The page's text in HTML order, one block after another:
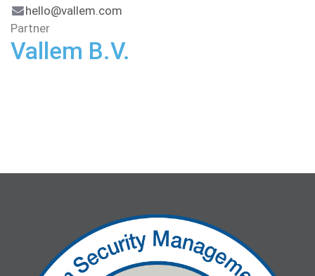
hello@vallem.com
Partner
Vallem B.V.